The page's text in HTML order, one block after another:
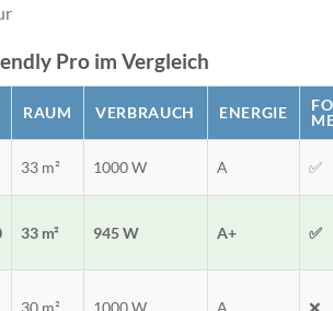
Pro im Vergleich
RAUM VERBRAUCH ENERGIE
33 m² 1000 W A ✅
33 m² 945 W A+ ✅
30 m² 1000 W A ❌